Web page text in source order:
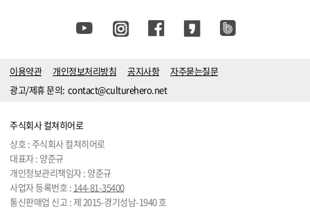
이용약관 개인정보처리방침 공지사항
자주묻는질문
광고/제휴 문의: contact@culturehero.net
주식회사 컬쳐히어로
상호 : 주식회사 컬쳐히어로
대표자 : 양준규
개인정보관리책임자 : 양준규
사업자 등록번호 : 144-81-35400
통신판매업 신고 : 제 2015-경기성남-1940 호